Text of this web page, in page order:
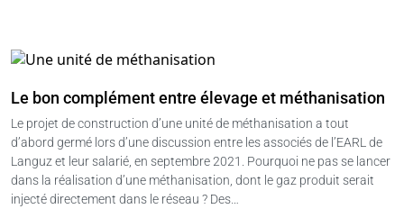
Le bon complément entre élevage et méthanisation
Le projet de construction d’une unité de méthanisation a tout
d’abord germé lors d’une discussion entre les associés de l’EARL de
Languz et leur salarié, en septembre 2021. Pourquoi ne pas se lancer
dans la réalisation d’une méthanisation, dont le gaz produit serait
injecté directement dans le réseau ? Des…